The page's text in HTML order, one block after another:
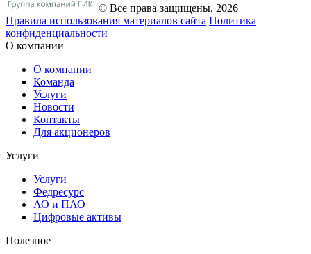
© Все права защищены, 2026
Правила использования материалов сайта Политика
конфиденциальности
О компании
О компании
Команда
Услуги
Новости
Контакты
Для акционеров
Услуги
Услуги
Федресурс
АО и ПАО
Цифровые активы
Полезное